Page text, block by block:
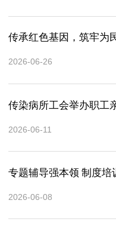
传承红色基因，筑牢
2026-06-26
传染病所工会举办职工
2026-06-11
专题辅导强本领 制度
2026-06-08